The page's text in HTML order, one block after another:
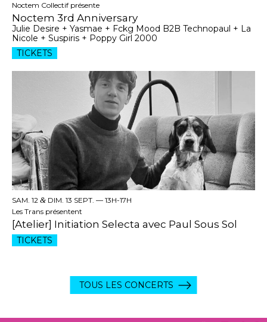
Noctem Collectif présente
Noctem 3rd Anniversary
Julie Desire + Yasmae + Fckg Mood B2B Technopaul + La
Nicole + Suspiris + Poppy Girl 2000
TICKETS
SAM. 12 & DIM. 13 SEPT. — 13H-17H
Les Trans présentent
[Atelier] Initiation Selecta avec Paul Sous Sol
TICKETS
TOUS LES CONCERTS